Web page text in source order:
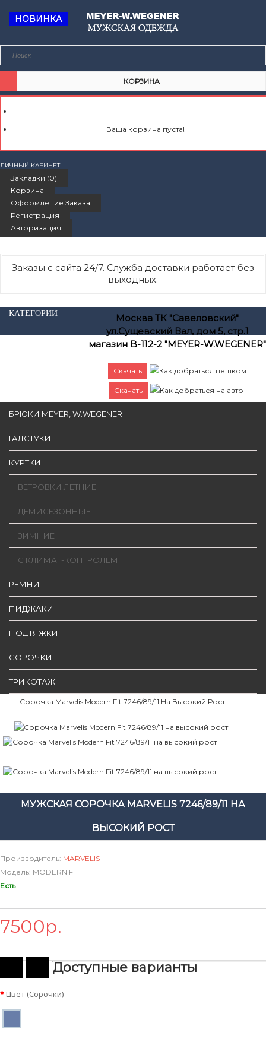
КОРЗИНА
Ваша корзина пуста!
ЛИЧНЫЙ КАБИНЕТ
Закладки (0)
Корзина
Оформление Заказа
Регистрация
Авторизация
Заказы с сайта 24/7. Служба доставки работает без
выходных.
Москва ТК "Савеловский"
ул.Сущевский Вал, дом 5, стр.1
магазин B-112-2 "MEYER-W.WEGENER"
Скачать Как добраться пешком
Скачать Как добраться на авто
КАТЕГОРИИ
БРЮКИ MEYER, W.WEGENER
ГАЛСТУКИ
КУРТКИ
ВЕТРОВКИ ЛЕТНИЕ
ДЕМИСЕЗОННЫЕ
ЗИМНИЕ
С КЛИМАТ-КОНТРОЛЕМ
РЕМНИ
ПИДЖАКИ
ПОДТЯЖКИ
СОРОЧКИ
ТРИКОТАЖ
Сорочка Marvelis Modern Fit 7246/89/11 На Высокий Рост
НОВИНКА
МУЖСКАЯ СОРОЧКА MARVELIS 7246/89/11 НА
ВЫСОКИЙ РОСТ
Производитель: MARVELIS
Модель: MODERN FIT
Есть
7500р.
Доступные варианты
Цвет (Сорочки)